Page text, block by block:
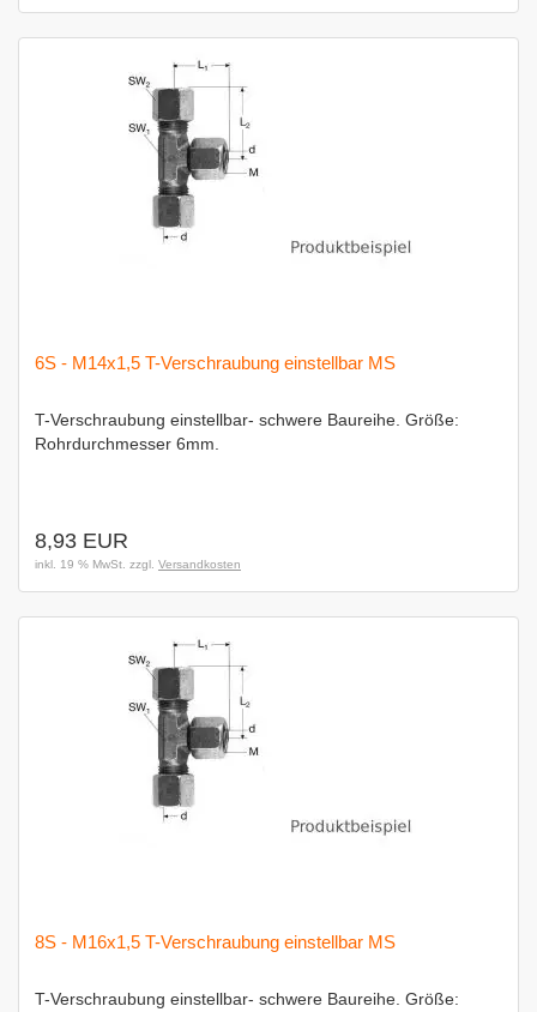
6S - M14x1,5 T-Verschraubung einstellbar MS
T-Verschraubung einstellbar- schwere Baureihe. Größe:
Rohrdurchmesser 6mm.
8,93 EUR
inkl. 19 % MwSt. zzgl. Versandkosten
8S - M16x1,5 T-Verschraubung einstellbar MS
T-Verschraubung einstellbar- schwere Baureihe. Größe: